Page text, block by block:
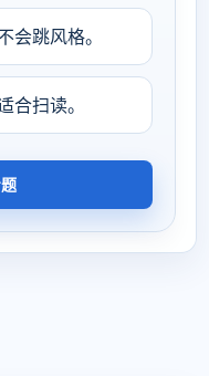
会跳风格。
合扫读。